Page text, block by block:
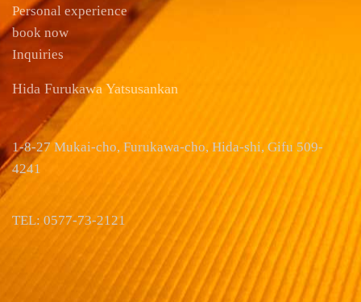
Personal experience
book now
Inquiries
Hida Furukawa Yatsusankan
1-8-27 Mukai-cho, Furukawa-cho, Hida-shi, Gifu 509-
4241
TEL: 0577-73-2121